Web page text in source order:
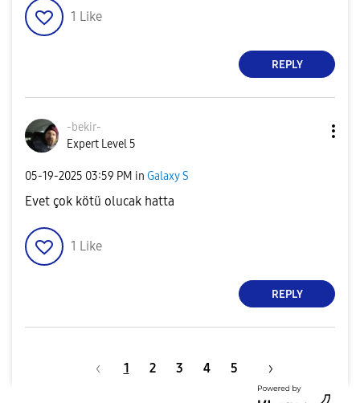
1 Like
REPLY
-bekir-
Expert Level 5
‎05-19-2025 03:59 PM in Galaxy S
Evet çok kötü olucak hatta
1 Like
REPLY
1 2 3 4 5